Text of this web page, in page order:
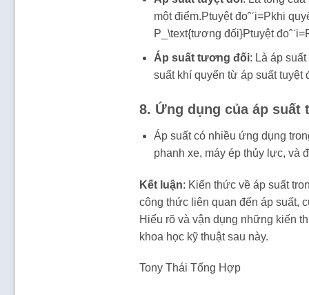
một điểm.Ptuyệt đoˆˊi=Pkhi
P_\text{tương đối}Ptuyệt
Áp suất tương đối: Là áp
suất khí quyển từ áp suất tuyệt
8. Ứng dụng của áp suất
Áp suất có nhiều ứng dụng
phanh xe, máy ép thủy lực, và
Kết luận: Kiến thức về áp suất
công thức liên quan đến áp suất,
Hiểu rõ và vận dụng những kiến
khoa học kỹ thuật sau này.
Tony Thái Tổng Hợp